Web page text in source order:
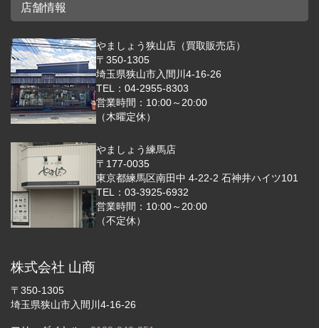
店舗情報
やましょう狭山店（買取販売店）
〒350-1305
埼玉県狭山市入間川4-16-26
TEL：04-2955-8303
営業時間：10:00～20:00
（木曜定休）
やましょう練馬店
〒177-0035
東京都練馬区南田中 4-22-2 石神井ハイツ101
TEL：03-3925-6932
営業時間：10:00～20:00
（不定休）
株式会社 山商
〒350-1305
埼玉県狭山市入間川4-16-26